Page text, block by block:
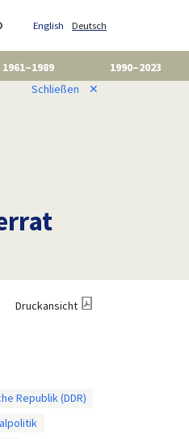
English Deutsch
1961–1989
1990–2023
Schließen ✕
Druckansicht
Republik (DDR)